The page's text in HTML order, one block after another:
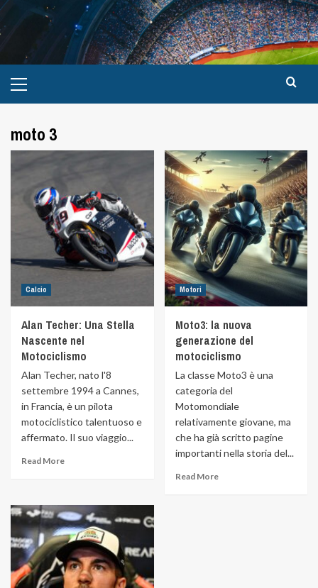
moto 3
Calcio
Alan Techer: Una Stella
Nascente nel
Motociclismo
Alan Techer, nato l'8
settembre 1994 a Cannes,
in Francia, è un pilota
motociclistico talentuoso e
affermato. Il suo viaggio...
Read More
Motori
Moto3: la nuova
generazione del
motociclismo
La classe Moto3 è una
categoria del
Motomondiale
relativamente giovane, ma
che ha già scritto pagine
importanti nella storia del...
Read More